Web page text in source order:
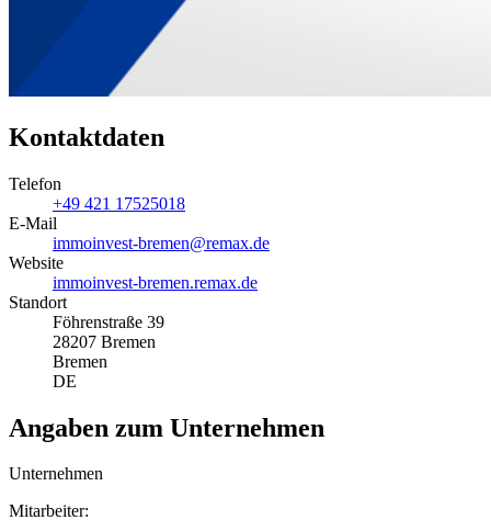
Kontaktdaten
Telefon
+49 421 17525018
E-Mail
immoinvest-bremen@remax.de
Website
immoinvest-bremen.remax.de
Standort
Föhrenstraße 39
28207 Bremen
Bremen
DE
Angaben zum Unternehmen
Unternehmen
Mitarbeiter: